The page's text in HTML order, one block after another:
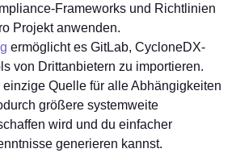
Frameworks und Richtlinien
Projekt anwenden.
ermöglicht es GitLab, CycloneDX-
von Drittanbietern zu importieren.
einzige Quelle für alle Abhängigkeiten
größere systemweite
wird und du einfacher
generieren kannst.